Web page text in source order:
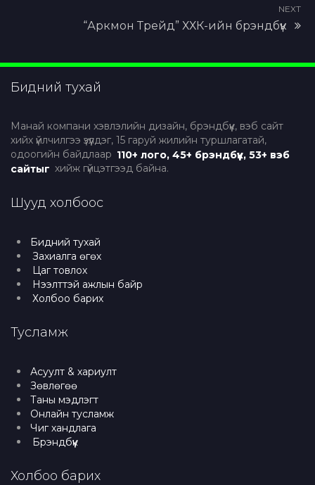
NEXT
“Аркмон Трейд” ХХК-ийн брэндбүүк
Бидний тухай
Манай компани хэвлэлийн дизайн, брэндбүүк, вэб сайт
хийх үйлчилгээ үзүүлдэг, 15 гаруй жилийн туршлагатай,
одоогийн байдлаар 110+ лого, 45+ брэндбүүк, 53+ вэб
сайтыг хийж гүйцэтгээд байна.
Шууд холбоос
Бидний тухай
Захиалга өгөх
Цаг товлох
Нээлттэй ажлын байр
Холбоо барих
Тусламж
Асуулт & хариулт
Зөвлөгөө
Таны мэдлэгт
Онлайн тусламж
Чиг хандлага
Брэндбүүк
Холбоо барих